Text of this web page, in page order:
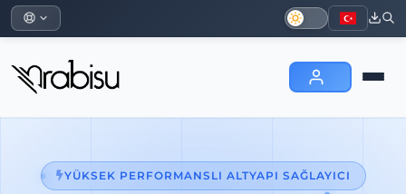
YÜKSEK PERFORMANSLI ALTYAPI SAĞLAYICI